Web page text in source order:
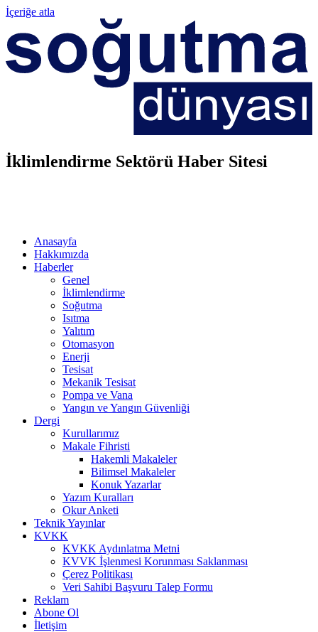
İçeriğe atla
İklimlendirme Sektörü Haber Sitesi
Anasayfa
Hakkımızda
Haberler
Genel
İklimlendirme
Soğutma
Isıtma
Yalıtım
Otomasyon
Enerji
Tesisat
Mekanik Tesisat
Pompa ve Vana
Yangın ve Yangın Güvenliği
Dergi
Kurullarımız
Makale Fihristi
Hakemli Makaleler
Bilimsel Makaleler
Konuk Yazarlar
Yazım Kuralları
Okur Anketi
Teknik Yayınlar
KVKK
KVKK Aydınlatma Metni
KVVK İşlenmesi Korunması Saklanması
Çerez Politikası
Veri Sahibi Başvuru Talep Formu
Reklam
Abone Ol
İletişim